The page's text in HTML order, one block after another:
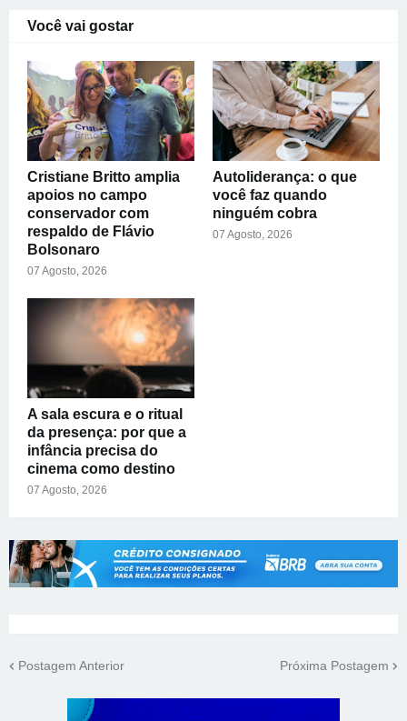
Você vai gostar
Cristiane Britto amplia
apoios no campo
conservador com
respaldo de Flávio
Bolsonaro
07 Agosto, 2026
Autoliderança: o que
você faz quando
ninguém cobra
07 Agosto, 2026
A sala escura e o ritual
da presença: por que a
infância precisa do
cinema como destino
07 Agosto, 2026
Postagem Anterior Próxima Postagem